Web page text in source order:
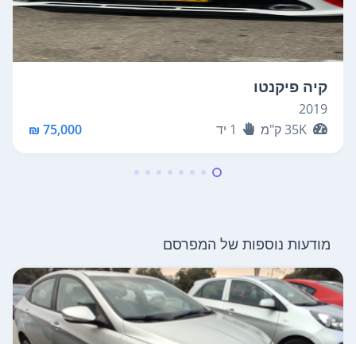
קיה פיקנטו
2019
35Kק"מ 1 יד 75,000 ₪
מודעות נוספות של המפרסם